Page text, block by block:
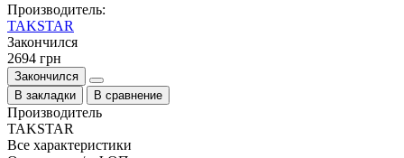
Производитель:
TAKSTAR
Закончился
2694 грн
Закончился
В закладки
В сравнение
Производитель
TAKSTAR
Все характеристики